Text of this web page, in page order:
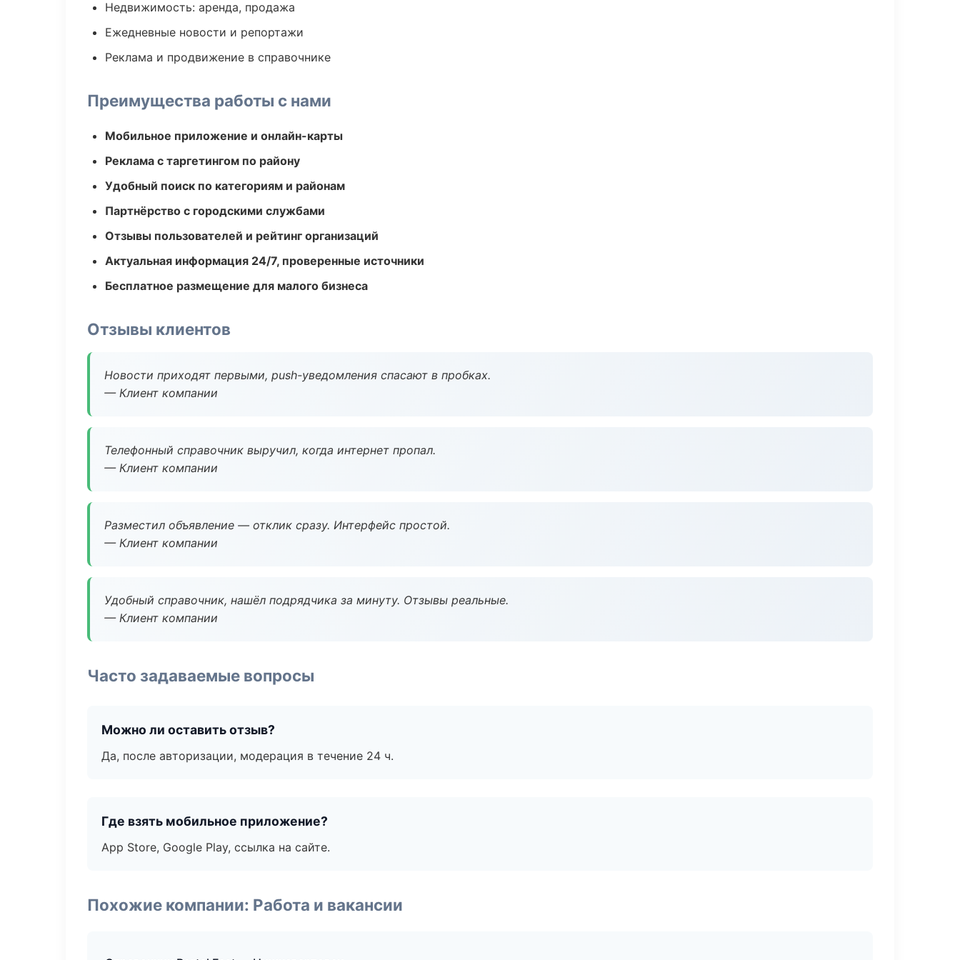
Недвижимость: аренда, продажа
Ежедневные новости и репортажи
Реклама и продвижение в справочнике
Преимущества работы с нами
Мобильное приложение и онлайн-карты
Реклама с таргетингом по району
Удобный поиск по категориям и районам
Партнёрство с городскими службами
Отзывы пользователей и рейтинг организаций
Актуальная информация 24/7, проверенные источники
Бесплатное размещение для малого бизнеса
Отзывы клиентов
Новости приходят первыми, push-уведомления спасают в пробках.
— Клиент компании
Телефонный справочник выручил, когда интернет пропал.
— Клиент компании
Разместил объявление — отклик сразу. Интерфейс простой.
— Клиент компании
Удобный справочник, нашёл подрядчика за минуту. Отзывы реальные.
— Клиент компании
Часто задаваемые вопросы
Можно ли оставить отзыв?
Да, после авторизации, модерация в течение 24 ч.
Где взять мобильное приложение?
App Store, Google Play, ссылка на сайте.
Похожие компании: Работа и вакансии